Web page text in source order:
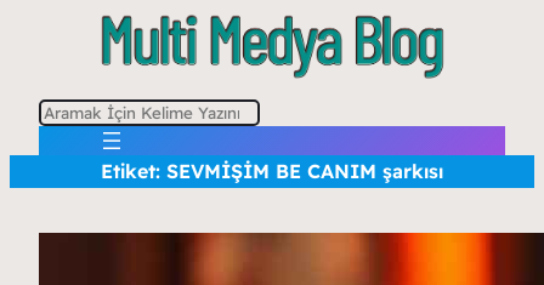
A
Etiket: SEVMİŞİM BE CANIM şarkısı